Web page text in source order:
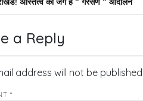
a Reply
address will not be published.
*